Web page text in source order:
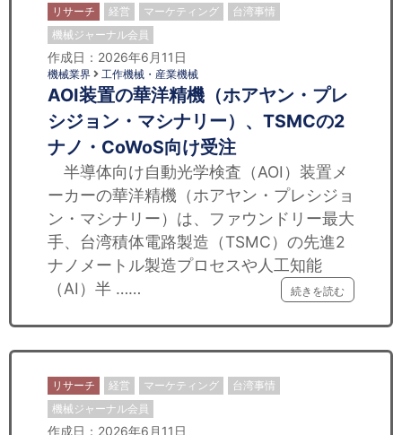
リサーチ 経営 マーケティング
台湾事情
機械ジャーナル会員
作成日：2026年6月11日
機械業界 工作機械・産業機械
AOI装置の華洋精機（ホアヤン・プレ
シジョン・マシナリー）、TSMCの2
ナノ・CoWoS向け受注
半導体向け自動光学検査（AOI）装置メ
ーカーの華洋精機（ホアヤン・プレシジョ
ン・マシナリー）は、ファウンドリー最大
手、台湾積体電路製造（TSMC）の先進2
ナノメートル製造プロセスや人工知能
（AI）半 ……
続きを読む
リサーチ 経営 マーケティング
台湾事情
機械ジャーナル会員
作成日：2026年6月11日